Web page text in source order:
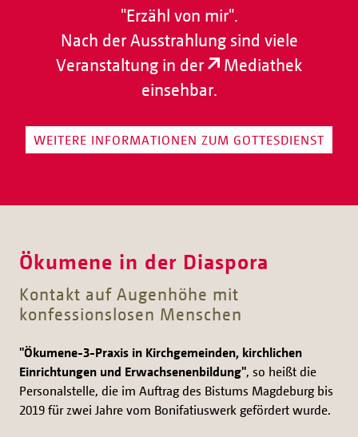
"Erzähl von mir".
Nach der Ausstrahlung sind viele
Veranstaltung in der
Mediathek
einsehbar.
WEITERE INFORMATIONEN ZUM GOTTESDIENST
Ökumene in der Diaspora
Kontakt auf Augenhöhe mit
konfessionslosen Menschen
"Ökumene-3-Praxis in Kirchgemeinden, kirchlichen
Einrichtungen und Erwachsenenbildung", so heißt die
Personalstelle, die im Auftrag des Bistums Magdeburg bis
2019 für zwei Jahre vom Bonifatiuswerk gefördert wurde.